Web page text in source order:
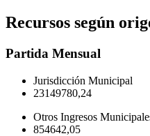
Recursos según
Partida Mensual
Jurisdicción Municipal
23149780,24
Otros Ingresos
854642,05